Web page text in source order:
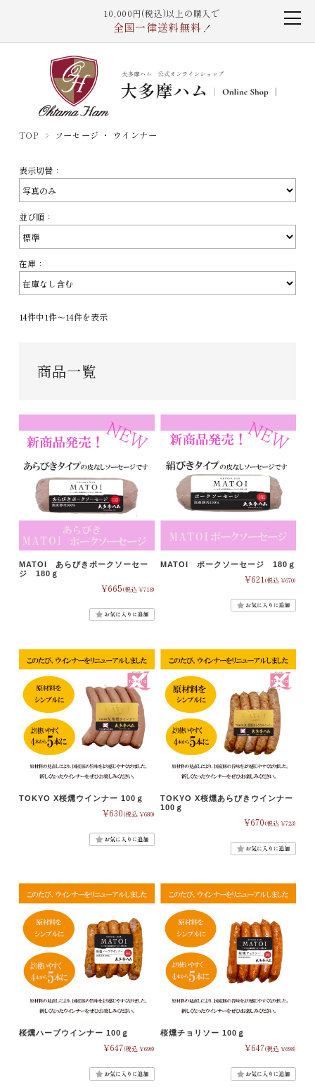
10,000円(税込)以上の購入で
全国一律送料無料 ！
TOP ソーセージ ・ ウインナー
表示切替：
並び順：
在庫：
14件中1件〜14件を表示
商品一覧
MATOI あらびきポークソーセー
ジ 180ｇ
¥665(税込 ¥718)
MATOI ポークソーセージ 180ｇ
¥621 (税込 ¥670)
TOKYO X桜燻ウインナー 100ｇ
¥630(税込 ¥680)
TOKYO X桜燻あらびきウインナー
100ｇ
¥670(税込 ¥723)
桜燻ハーブウインナー 100ｇ
¥647(税込 ¥698)
桜燻チョリソー 100ｇ
¥647(税込 ¥698)